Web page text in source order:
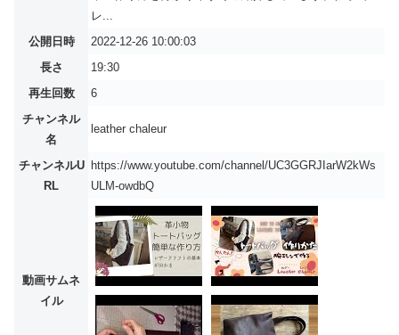
レ...
公開日時
2022-12-26 10:00:03
長さ
19:30
再生回数
6
チャンネル
名
leather chaleur
チャンネルU
RL
https://www.youtube.com/channel/UC3GGRJIarW2kWs
ULM-owdbQ
動画サムネ
イル